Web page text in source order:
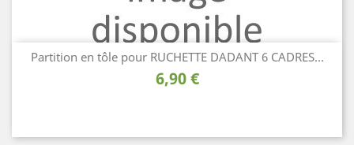
Partition en tôle pour RUCHETTE DADANT 6 CADRES...
Prix
6,90 €